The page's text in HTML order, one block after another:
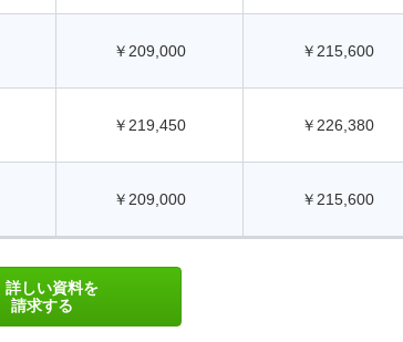
￥209,000 ￥215,600
￥219,450 ￥226,380
￥209,000 ￥215,600
詳しい資料を
請求する